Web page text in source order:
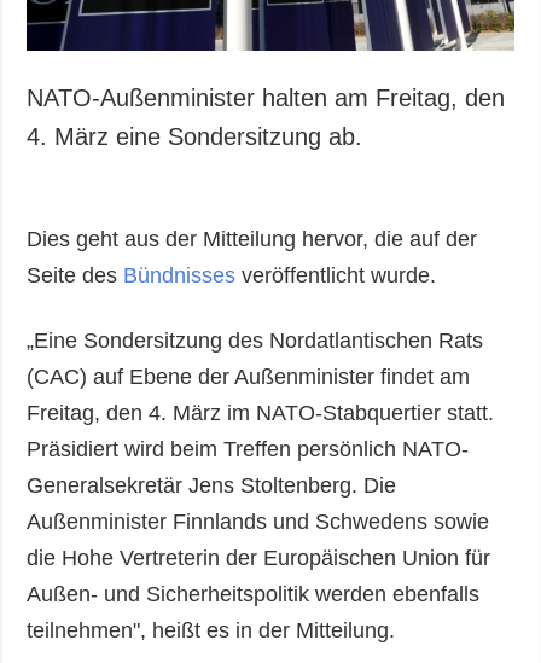
Kriminalität
Notstand und
ZUSÄTZLICH
Fotos
Video
LEISTUNGEN
NATO-Außenminister halten am Freitag, den
4. März eine Sondersitzung ab.
Dies geht aus der Mitteilung hervor, die auf der
Seite des Bündnisses veröffentlicht wurde.
„Eine Sondersitzung des Nordatlantischen Rats
(CAC) auf Ebene der Außenminister findet am
Freitag, den 4. März im NATO-Stabquertier statt.
Präsidiert wird beim Treffen persönlich NATO-
Generalsekretär Jens Stoltenberg. Die
Außenminister Finnlands und Schwedens sowie
die Hohe Vertreterin der Europäischen Union für
Außen- und Sicherheitspolitik werden ebenfalls
teilnehmen", heißt es in der Mitteilung.